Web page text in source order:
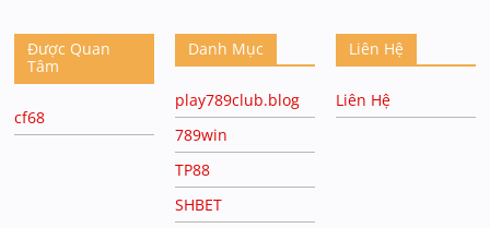
Được Quan
Tâm
cf68
Danh Mục
play789club.blog
789win
TP88
SHBET
Liên Hệ
Liên Hệ